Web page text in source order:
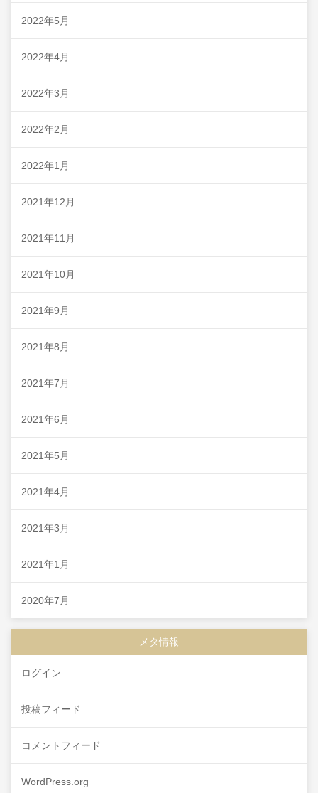
2022年5月
2022年4月
2022年3月
2022年2月
2022年1月
2021年12月
2021年11月
2021年10月
2021年9月
2021年8月
2021年7月
2021年6月
2021年5月
2021年4月
2021年3月
2021年1月
2020年7月
メタ情報
ログイン
投稿フィード
コメントフィード
WordPress.org